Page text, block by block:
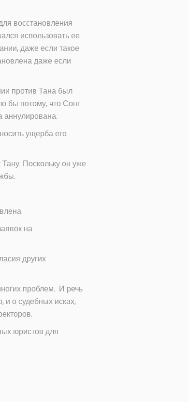
восстановления
использовать ее
даже если такое
даже если
против Тана был
бы потому, что Сонг
аннулирована.
ущерба его
Поскольку он уже
на
других
проблем. И речь
и о судебных исках,
юристов для